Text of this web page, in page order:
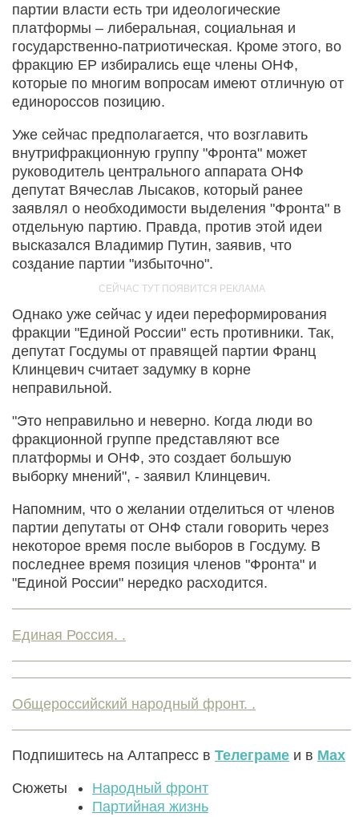
партии власти есть три идеологические
платформы – либеральная, социальная и
государственно-патриотическая. Кроме этого, во
фракцию ЕР избирались еще члены ОНФ,
которые по многим вопросам имеют отличную от
единороссов позицию.
Уже сейчас предполагается, что возглавить
внутрифракционную группу "Фронта" может
руководитель центрального аппарата ОНФ
депутат Вячеслав Лысаков, который ранее
заявлял о необходимости выделения "Фронта" в
отдельную партию. Правда, против этой идеи
высказался Владимир Путин, заявив, что
создание партии "избыточно".
Однако уже сейчас у идеи переформирования
фракции "Единой России" есть противники. Так,
депутат Госдумы от правящей партии Франц
Клинцевич считает задумку в корне
неправильной.
"Это неправильно и неверно. Когда люди во
фракционной группе представляют все
платформы и ОНФ, это создает большую
выборку мнений", - заявил Клинцевич.
Напомним, что о желании отделиться от членов
партии депутаты от ОНФ стали говорить через
некоторое время после выборов в Госдуму. В
последнее время позиция членов "Фронта" и
"Единой России" нередко расходится.
Единая Россия. .
Общероссийский народный фронт. .
Подпишитесь на Алтапресс в Телеграме и в Max
Сюжеты
Народный фронт
Партийная жизнь